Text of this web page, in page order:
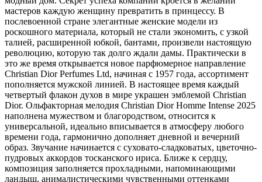
мастеров каждую женщину превратить в принцессу. В
послевоенной стране элегантные женские модели из
роскошного материала, который не стали экономить, с узкой
талией, расширенной юбкой, бантами, произвели настоящую
революцию, которую так долго ждали дамы. Практически в
это же время открывается новое парфюмерное направление
Christian Dior Perfumes Ltd, начиная с 1957 года, ассортимент
пополняется мужской линией. В настоящее время каждый
четвертый флакон духов в мире украшен эмблемой Christian
Dior. Ольфакторная мелодия Christian Dior Homme Intense 2025
наполнена мужеством и благородством, относится к
универсальной, идеально вписывается в атмосферу любого
времени года, гармонично дополняет дневной и вечерний
образ. Звучание начинается с суховато-сладковатых, цветочно-
пудровых аккордов тосканского ириса. Ближе к сердцу,
композиция заполняется прохладными, напоминающими
ландыш, анималистическими чувственными оттенками